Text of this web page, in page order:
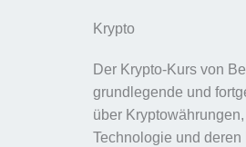
Krypto
Der Krypto-Kurs von
grundlegende und
über
Technologie und